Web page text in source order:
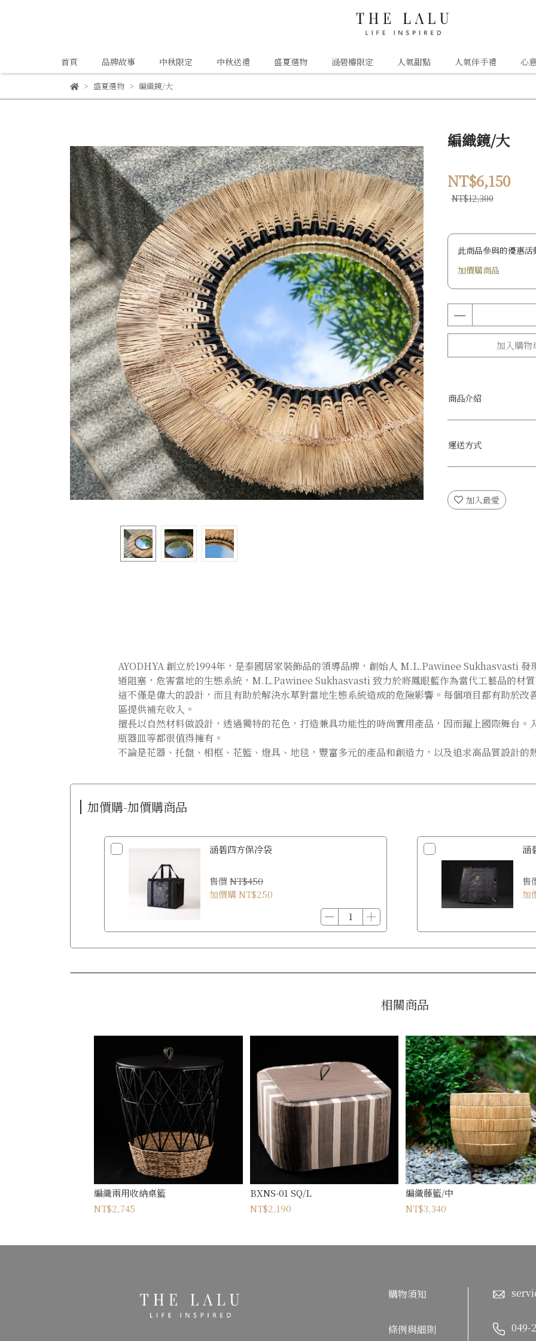
首頁 品牌故事 中秋限定 中秋送禮 盛夏選物 涵碧樓限定 人氣甜點 人氣伴手禮 心
盛夏選物 編織鏡/大
AYODHYA 創立於1994年，是泰國居家裝飾品的領導品牌，創始人 M.L.Pawinee Sukhasvasti 發
道阻塞，危害當地的生態系統，M.L.Pawinee Sukhasvasti 致力於將鳳眼藍作為當代工藝品的材質
這不僅是偉大的設計，而且有助於解決水草對當地生態系統造成的危險影響。每個項目都有助於
區提供補充收入。
擅長以自然材料做設計，透過獨特的花色，打造兼具功能性的時尚實用產品，因而躍上國際舞台
瓶器皿等都很值得擁有。
不論是花器、托盤、相框、花籃、燈具、地毯，豐富多元的產品和創造力，以及追求高品質設計的
編織鏡/大
NT$6,150
NT$12,300
此商品參與的優惠活
加價購商品
加入購物
加入最愛
商品介紹
運送方式
加價購-加價購商品
涵碧四方保冷袋
售價NT$450
加價購NT$250
涵
售
加
相關商品
編織兩用收納桌籃
NT$2,745
BXNS-01 SQ/L
NT$2,190
編織藤籃/中
NT$3,340
購物須知
條例與細則 049-